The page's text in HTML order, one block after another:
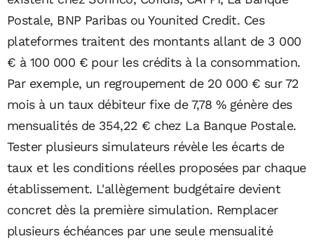
Postale, BNP Paribas ou Younited Credit. Ces
plateformes traitent des montants allant de 3 000
€ à 100 000 € pour les crédits à la consommation.
Par exemple, un regroupement de 20 000 € sur 72
mois à un taux débiteur fixe de 7,78 % génère des
mensualités de 354,22 € chez La Banque Postale.
Tester plusieurs simulateurs révèle les écarts de
taux et les conditions réelles proposées par chaque
établissement. L'allègement budgétaire devient
concret dès la première simulation. Remplacer
plusieurs échéances par une seule mensualité